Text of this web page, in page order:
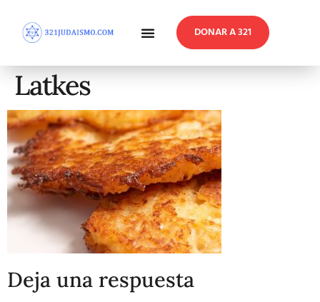
DONAR A 321
Latkes
Deja una respuesta